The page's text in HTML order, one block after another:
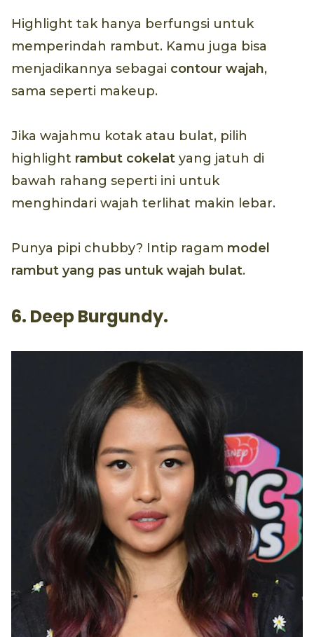
Highlight tak hanya berfungsi untuk
memperindah rambut. Kamu juga bisa
menjadikannya sebagai contour wajah,
sama seperti makeup.
Jika wajahmu kotak atau bulat, pilih
highlight rambut cokelat yang jatuh di
bawah rahang seperti ini untuk
menghindari wajah terlihat makin lebar.
Punya pipi chubby? Intip ragam model
rambut yang pas untuk wajah bulat.
6. Deep Burgundy.